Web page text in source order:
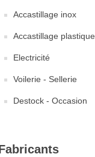
Accastillage inox
Accastillage plastique
Electricité
Voilerie - Sellerie
Destock - Occasion